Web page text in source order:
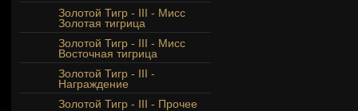
Золотой Тигр - III - Мисс
Золотая тигрица
Золотой Тигр - III - Мисс
Восточная тигрица
Золотой Тигр - III -
Награждение
Золотой Тигр - III - Прочее